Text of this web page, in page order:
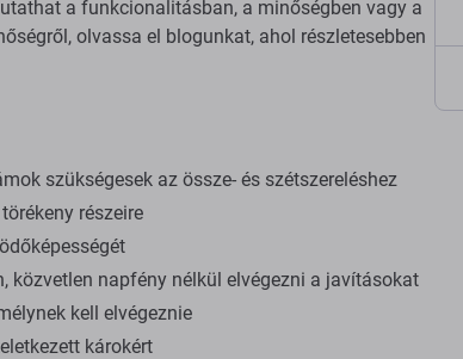
a funkcionalitásban, a minőségben vagy a
olvassa el blogunkat, ahol részletesebben
szükségesek az össze- és szétszereléshez
részeire
közvetlen napfény nélkül elvégezni a javításokat
kell elvégeznie
károkért